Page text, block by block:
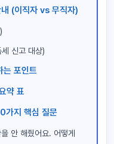
(이직자 vs 무직자)
신고 대상)
포인트
약 표
지 핵심 질문
안 해줬어요. 어떻게